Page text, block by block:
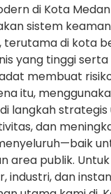
di Kota
sistem
terutama di kota
yang tinggi
membuat
itu,
langkah
dan
area publik.
industri, dan